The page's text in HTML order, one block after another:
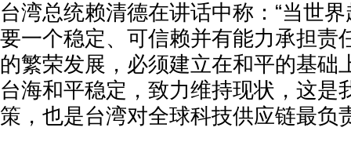
台湾总统赖清德在讲话中称：“当世
要一个稳定、可信赖并有能力承担责
的繁荣发展，必须建立在和平的基础
台海和平稳定，致力维持现状，这是
策，也是台湾对全球科技供应链最负